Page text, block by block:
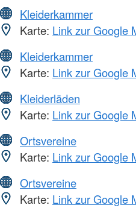
Kleiderkammer
Karte: Link zur Google
Kleiderkammer
Karte: Link zur Google
Kleiderläden
Karte: Link zur Google
Ortsvereine
Karte: Link zur Google
Ortsvereine
Karte: Link zur Google